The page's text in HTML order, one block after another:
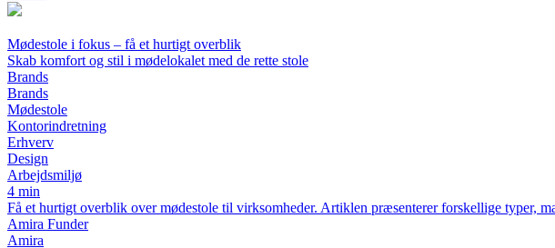
Mødestole i fokus – få et hurtigt overblik
Skab komfort og stil i mødelokalet med de rette stole
Brands
Brands
Mødestole
Kontorindretning
Erhverv
Design
Arbejdsmiljø
4 min
Få et hurtigt overblik over mødestole til virksomheder. Artiklen præsenterer forskellige typer,
Amira Funder
Amira